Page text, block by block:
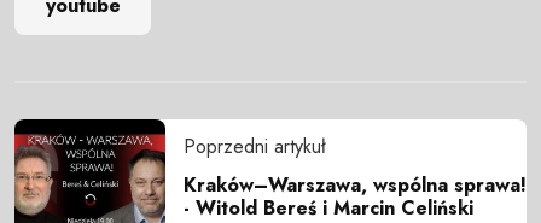
youtube
Poprzedni artykuł
Kraków–Warszawa, wspólna sprawa!
- Witold Bereś i Marcin Celiński